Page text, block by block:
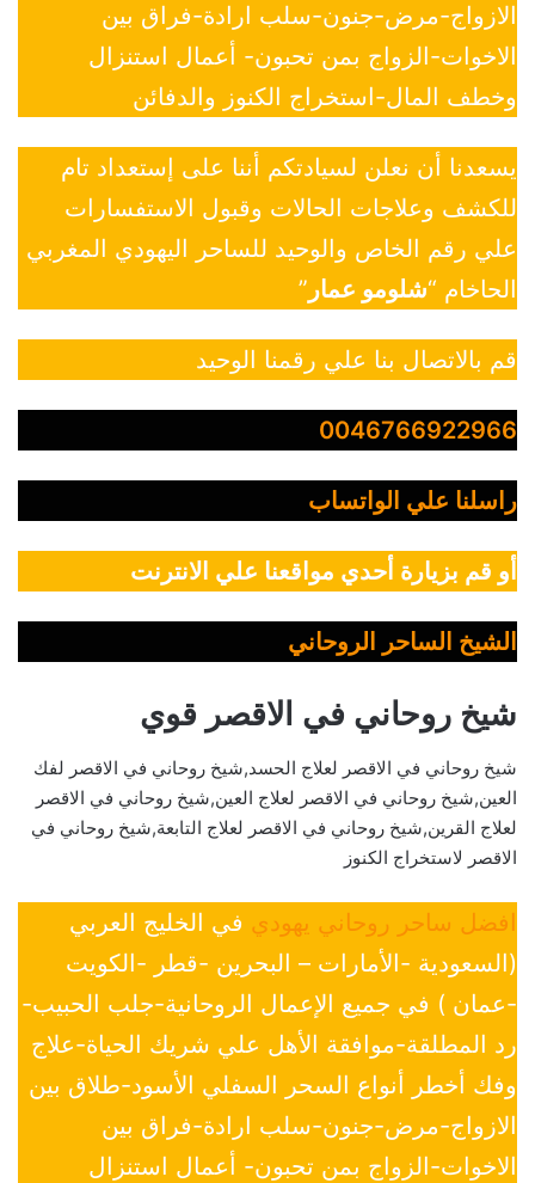
الازواج-مرض-جنون-سلب ارادة-فراق بين
الاخوات-الزواج بمن تحبون- أعمال استنزال
وخطف المال-استخراج الكنوز والدفائن
يسعدنا أن نعلن لسيادتكم أننا على إستعداد تام
للكشف وعلاجات الحالات وقبول الاستفسارات
علي رقم الخاص والوحيد للساحر اليهودي المغربي
الحاخام “شلومو عمار ”
قم بالاتصال بنا علي رقمنا الوحيد
0046766922966
راسلنا علي الواتساب
أو قم بزيارة أحدي مواقعنا علي الانترنت
الشيخ الساحر الروحاني
شيخ روحاني في الاقصر قوي
شيخ روحاني في الاقصر لعلاج الحسد,شيخ روحاني في الاقصر لفك
العين,شيخ روحاني في الاقصر لعلاج العين,شيخ روحاني في الاقصر
لعلاج القرين,شيخ روحاني في الاقصر لعلاج التابعة,شيخ روحاني في
الاقصر لاستخراج الكنوز
افضل ساحر روحاني يهودي في الخليج العربي
(السعودية -الأمارات – البحرين -قطر -الكويت
-عمان ) في جميع الإعمال الروحانية-جلب الحبيب-
رد المطلقة-موافقة الأهل علي شريك الحياة-علاج
وفك أخطر أنواع السحر السفلي الأسود-طلاق بين
الازواج-مرض-جنون-سلب ارادة-فراق بين
الاخوات-الزواج بمن تحبون- أعمال استنزال